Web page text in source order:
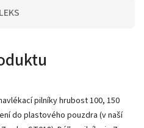
pilníky hrubost 100, 150
do plastového pouzdra (v naší